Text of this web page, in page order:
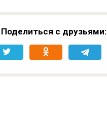
с друзьями: